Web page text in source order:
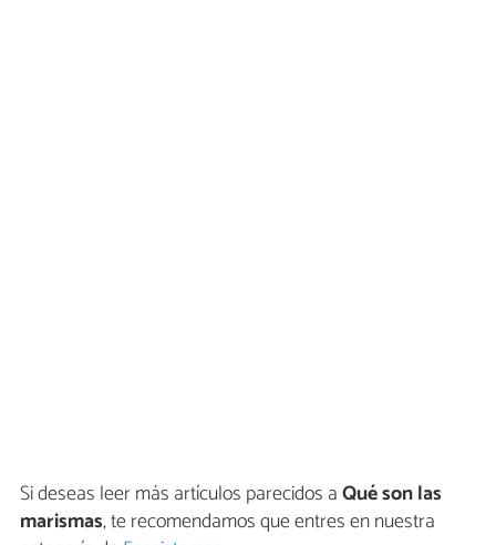
Si deseas leer más artículos parecidos aQué son las
marismas, te recomendamos que entres en nuestra